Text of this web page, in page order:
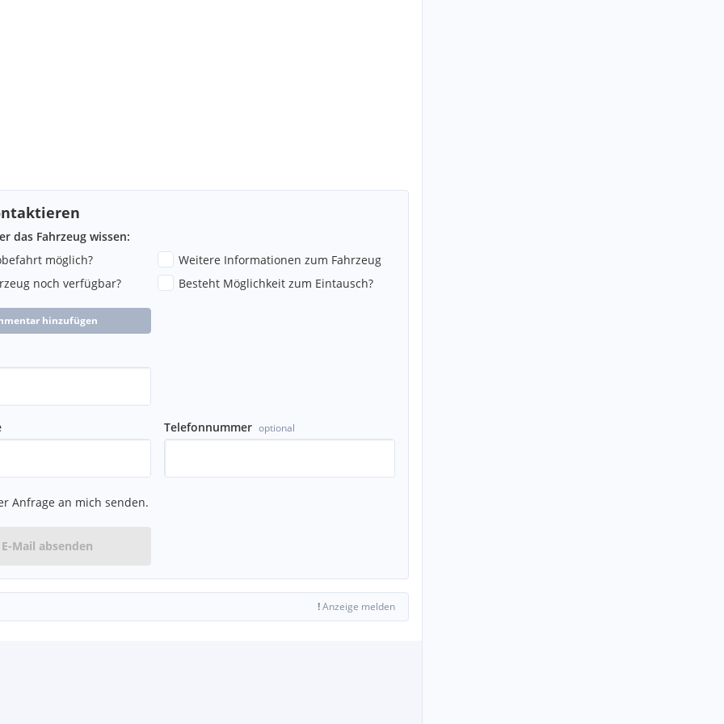
Vordersitzlehnen
Box) - € 344,-
(APS Plus) - €
das Fahrzeug wissen:
möglich?
Weitere Informationen zum Fahrzeug
noch verfügbar?
Besteht Möglichkeit zum Eintausch?
hinzufügen
Telefonnummer optional
Anfrage an mich senden.
E-Mail absenden
!Anzeige melden